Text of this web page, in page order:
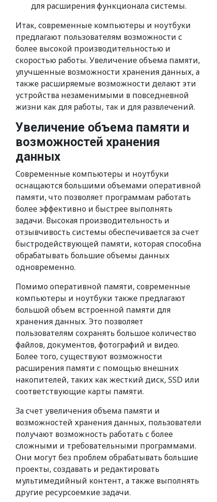
для расширения функционала системы.
Итак, современные компьютеры и ноутбуки
предлагают пользователям возможности с
более высокой производительностью и
скоростью работы. Увеличение объема памяти,
улучшенные возможности хранения данных, а
также расширяемые возможности делают эти
устройства незаменимыми в повседневной
жизни как для работы, так и для развлечений.
Увеличение объема памяти и
возможностей хранения
данных
Современные компьютеры и ноутбуки
оснащаются большими объемами оперативной
памяти, что позволяет программам работать
более эффективно и быстрее выполнять
задачи. Высокая производительность и
отзывчивость системы обеспечивается за счет
быстродействующей памяти, которая способна
обрабатывать большие объемы данных
одновременно.
Помимо оперативной памяти, современные
компьютеры и ноутбуки также предлагают
большой объем встроенной памяти для
хранения данных. Это позволяет
пользователям сохранять большое количество
файлов, документов, фотографий и видео.
Более того, существуют возможности
расширения памяти с помощью внешних
накопителей, таких как жесткий диск, SSD или
соответствующие карты памяти.
За счет увеличения объема памяти и
возможностей хранения данных, пользователи
получают возможность работать с более
сложными и требовательными программами.
Они могут без проблем обрабатывать большие
проекты, создавать и редактировать
мультимедийный контент, а также выполнять
другие ресурсоемкие задачи.